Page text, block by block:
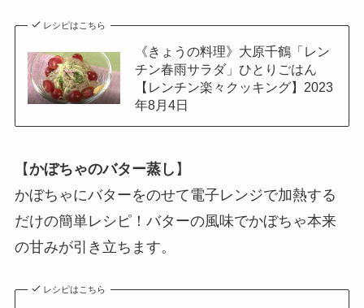
レシピはこちら
《きょうの料理》大原千鶴「レン
チン春雨サラダ」ひとりごはん
【レンチン楽々クッキング】2023
年8月4日
【かぼちゃのバター蒸し 】
かぼちゃにバターをのせて電子レンジで加熱する
だけの簡単レシピ！バターの風味でかぼちゃ本来
の甘みが引き立ちます。
レシピはこちら